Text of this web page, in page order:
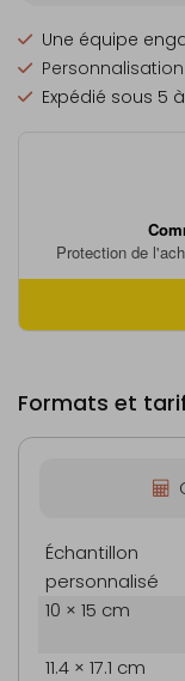
Une équipe
Expédié sous 5
Formats et
Échantillon
personnalisé
10 × 15 cm
11.4 × 17.1 cm